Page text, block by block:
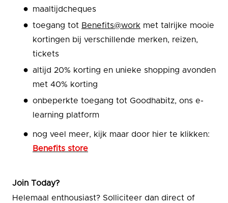
maaltijdcheques
toegang tot Benefits@work met talrijke mooie
kortingen bij verschillende merken, reizen,
tickets
altijd 20% korting en unieke shopping avonden
met 40% korting
onbeperkte toegang tot Goodhabitz, ons e-
learning platform
nog veel meer, kijk maar door hier te klikken:
Benefits store
Join Today?
Helemaal enthousiast? Solliciteer dan direct of